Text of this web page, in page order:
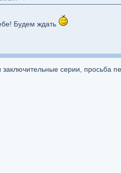
Будем ждать
серии, просьба